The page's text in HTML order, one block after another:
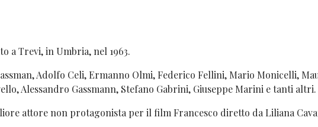
a Trevi, in Umbria, nel 1963.
Adolfo Celi, Ermanno Olmi, Federico Fellini, Mario Monicelli,
Alessandro Gassmann, Stefano Gabrini, Giuseppe Marini e tanti altri.
attore non protagonista per il film Francesco diretto da Liliana